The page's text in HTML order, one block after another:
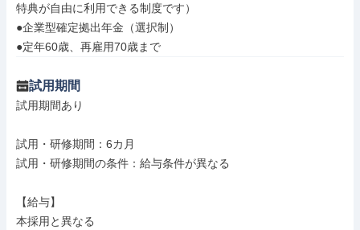
特典が自由に利用できる制度です）
●企業型確定拠出年金（選択制）
●定年60歳、再雇用70歳まで
試用期間
試用期間あり
試用・研修期間：6カ月
試用・研修期間の条件：給与条件が異なる
【給与】
本採用と異なる